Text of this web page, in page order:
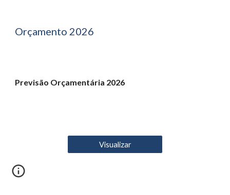
Orçamento 2026
Previsão Orçamentária 2026
Visualizar